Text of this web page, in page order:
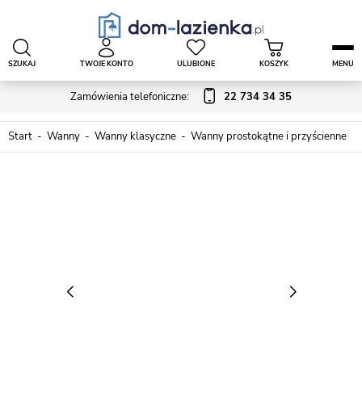
Zamówienia telefoniczne: 22 734 34 35
SZUKAJ TWOJE KONTO ULUBIONE KOSZYK MENU
Start Wanny Wanny klasyczne Wanny prostokątne i przyścienne